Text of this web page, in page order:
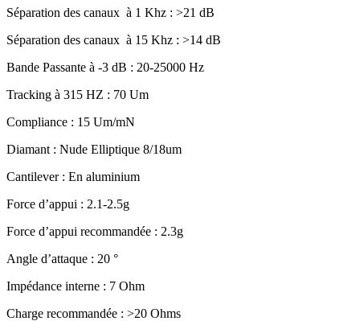
Séparation des canaux à 1 Khz : >21 dB
Séparation des canaux à 15 Khz : >14 dB
Bande Passante à -3 dB : 20-25000 Hz
Tracking à 315 HZ : 70 Um
Compliance : 15 Um/mN
Diamant : Nude Elliptique 8/18um
Cantilever : En aluminium
Force d’appui : 2.1-2.5g
Force d’appui recommandée : 2.3g
Angle d’attaque : 20 °
Impédance interne : 7 Ohm
Charge recommandée : >20 Ohms